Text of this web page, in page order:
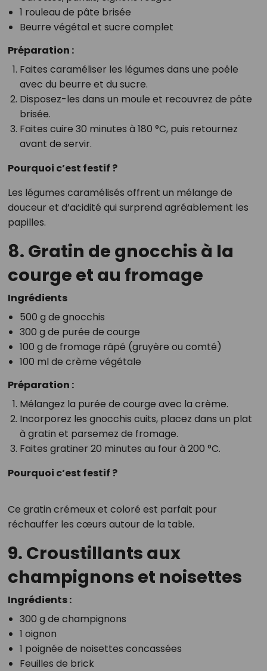
1 rouleau de pâte brisée
Beurre végétal et sucre complet
Préparation :
Faites caraméliser les légumes dans une poêle
avec du beurre et du sucre.
Disposez-les dans un moule et recouvrez de pâte
brisée.
Faites cuire 30 minutes à 180 °C, puis retournez
avant de servir.
Pourquoi c’est festif ?
Les légumes caramélisés offrent un mélange de
douceur et d’acidité qui surprend agréablement les
papilles.
8. Gratin de gnocchis à la
courge et au fromage
Ingrédients
500 g de gnocchis
300 g de purée de courge
100 g de fromage râpé (gruyère ou comté)
100 ml de crème végétale
Préparation :
Mélangez la purée de courge avec la crème.
Incorporez les gnocchis cuits, placez dans un plat
à gratin et parsemez de fromage.
Faites gratiner 20 minutes au four à 200 °C.
Pourquoi c’est festif ?
Ce gratin crémeux et coloré est parfait pour
réchauffer les cœurs autour de la table.
9. Croustillants aux
champignons et noisettes
Ingrédients :
300 g de champignons
1 oignon
1 poignée de noisettes concassées
Feuilles de brick